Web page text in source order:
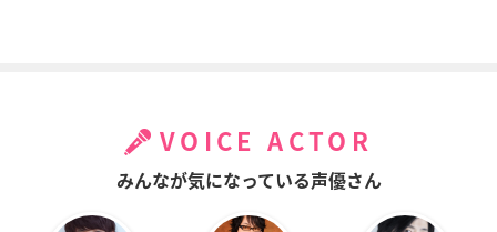
VOICE ACTOR
みんなが気になっている声優さん